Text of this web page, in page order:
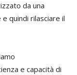
da una
quindi rilasciare il
e capacità di